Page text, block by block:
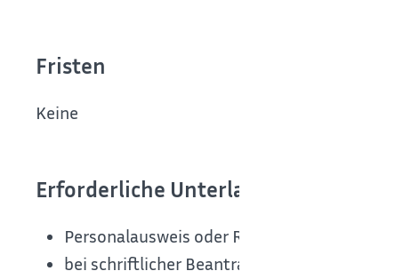
Fristen
Keine
Erforderliche Unterlagen
Personalausweis oder Reisepass
bei schriftlicher Beantragung: Kopie des